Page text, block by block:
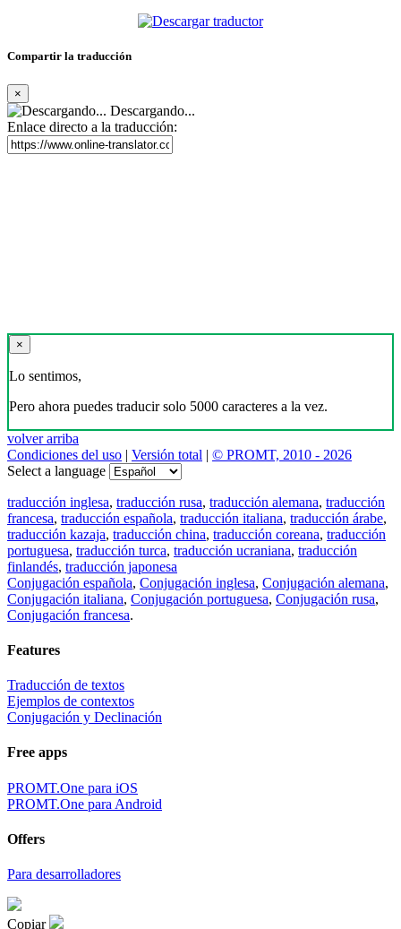
Compartir la traducción
×
Descargando...
Enlace directo a la traducción:
×
Lo sentimos,
Pero ahora puedes traducir solo 5000 caracteres a la vez.
volver arriba
Condiciones del uso | Versión total | © PROMT, 2010 - 2026
Select a language
traducción inglesa, traducción rusa, traducción alemana, traducción
francesa, traducción española, traducción italiana, traducción árabe,
traducción kazaja, traducción china, traducción coreana, traducción
portuguesa, traducción turca, traducción ucraniana, traducción
finlandés, traducción japonesa
Conjugación española, Conjugación inglesa, Conjugación alemana,
Conjugación italiana, Conjugación portuguesa, Conjugación rusa,
Conjugación francesa.
Features
Traducción de textos
Ejemplos de contextos
Conjugación y Declinación
Free apps
PROMT.One para iOS
PROMT.One para Android
Offers
Para desarrolladores
Copiar